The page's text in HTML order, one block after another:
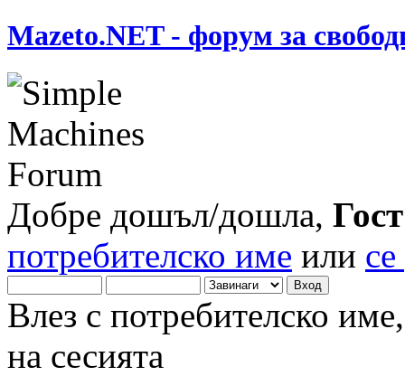
Mazeto.NET - форум за
Добре дошъл/дошла, Гост
потребителско име или
Влез с потребителско
на сесията